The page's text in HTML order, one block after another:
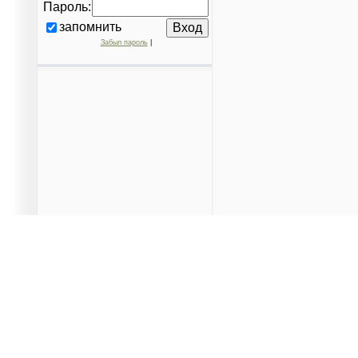
Пароль:
запомнить
Забыл пароль|